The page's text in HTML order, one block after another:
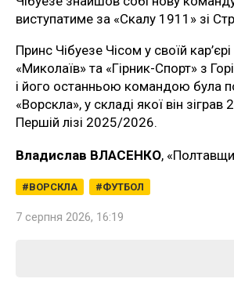
виступатиме за «Скалу 1911» зі
Принс Чібуезе Чісом у своїй
«Миколаїв» та «Гірник-Спорт» з
і його останньою командою була
«Ворскла», у складі якої він зіграв
Першій лізі 2025/2026.
Владислав ВЛАСЕНКО,
ВОРСКЛА ФУТБОЛ
7 серпня 2026, 16:19